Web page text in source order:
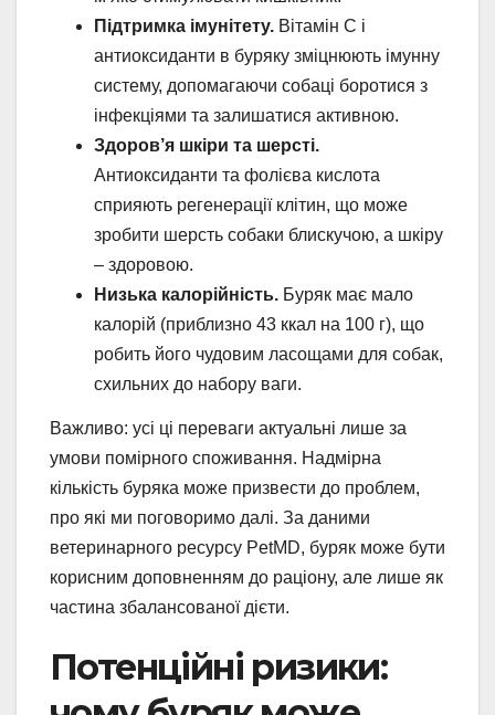
Підтримка імунітету. Вітамін С і
антиоксиданти в буряку зміцнюють імунну
систему, допомагаючи собаці боротися з
інфекціями та залишатися активною.
Здоров’я шкіри та шерсті.
Антиоксиданти та фолієва кислота
сприяють регенерації клітин, що може
зробити шерсть собаки блискучою, а шкіру
– здоровою.
Низька калорійність. Буряк має мало
калорій (приблизно 43 ккал на 100 г), що
робить його чудовим ласощами для собак,
схильних до набору ваги.
Важливо: усі ці переваги актуальні лише за
умови помірного споживання. Надмірна
кількість буряка може призвести до проблем,
про які ми поговоримо далі. За даними
ветеринарного ресурсу PetMD, буряк може бути
корисним доповненням до раціону, але лише як
частина збалансованої дієти.
Потенційні ризики: